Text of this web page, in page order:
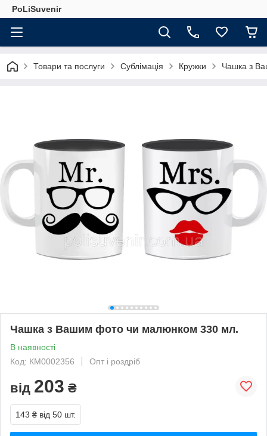
PoLiSuvenir
Товари та послуги Сублімація Кружки Чашка з
Чашка з Вашим фото чи малюнком 330 мл.
В наявності
Код: КМ0002356
Опт і роздріб
від 203 ₴
143 ₴ від 50 шт.